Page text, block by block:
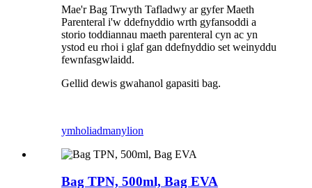
Mae'r Bag Trwyth Tafladwy ar gyfer Maeth
Parenteral i'w ddefnyddio wrth gyfansoddi a
storio toddiannau maeth parenteral cyn ac yn
ystod eu rhoi i glaf gan ddefnyddio set weinyddu
fewnfasgwlaidd.
Gellid dewis gwahanol gapasiti bag.
ymholiadmanylion
Bag TPN, 500ml, Bag EVA